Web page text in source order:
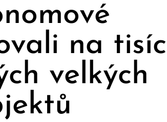
na tisíc
velkých